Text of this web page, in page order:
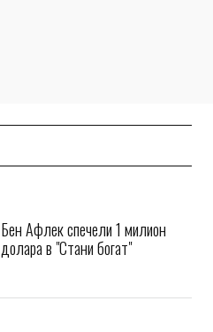
Бен Афлек спечели 1 милион
долара в "Стани богат"